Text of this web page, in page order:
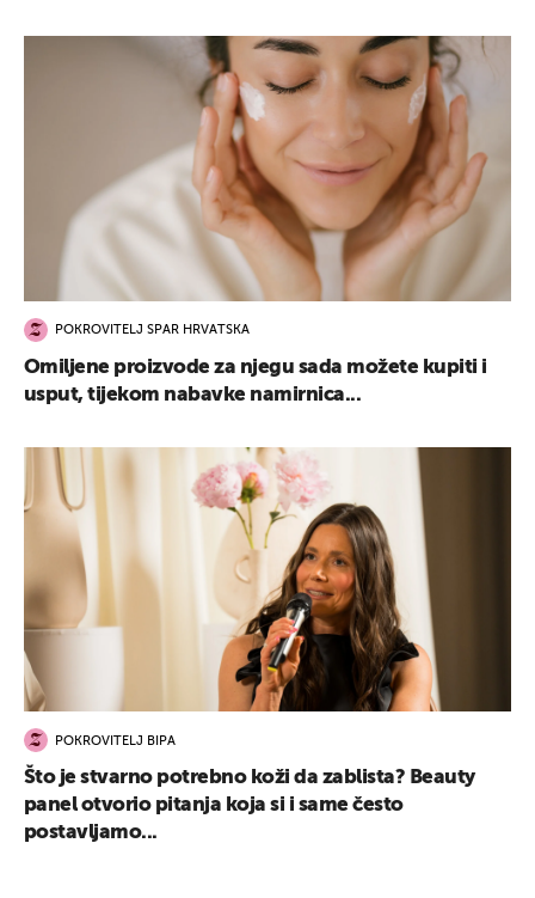
POKROVITELJ SPAR HRVATSKA
Omiljene proizvode za njegu sada možete kupiti i
usput, tijekom nabavke namirnica...
POKROVITELJ BIPA
Što je stvarno potrebno koži da zablista? Beauty
panel otvorio pitanja koja si i same često
postavljamo...